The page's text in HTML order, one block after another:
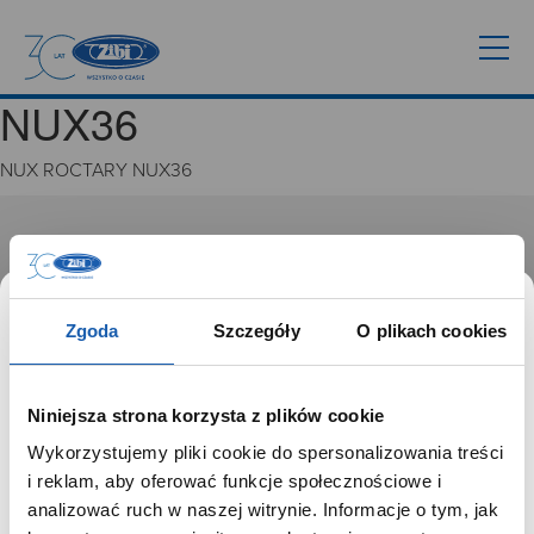
Zgoda Szczegóły O plikach cookies
Niniejsza strona korzysta z plików cookie
Wykorzystujemy pliki cookie do spersonalizowania treści
i reklam, aby oferować funkcje społecznościowe i
analizować ruch w naszej witrynie. Informacje o tym, jak
NUX36
NUX ROCTARY NUX36
GRUPA ZIBI
Historia
Misja, wizja i wartości Grupy Zibi
Ważne daty
Zgoda na ciasteczka
PRODUKTY
Zegarki
SZANOWNY UŻYTKOWNIKU,
SZANOWNA UŻYTKOWNICZKO